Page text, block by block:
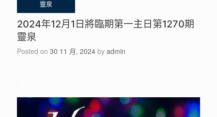
2024年12月1日將臨期第一主日第1270期
靈泉
Posted on 30 11 月, 2024 by admin